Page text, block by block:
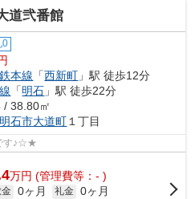
道弐番館
0
本線 「西新町 」駅 徒歩12分
「明石 」駅 徒歩22分
/ 38.80㎡
明石市大道町 １丁目
す♪☆★
万円 (管理費等：- )
金 0ヶ月 礼金 0ヶ月